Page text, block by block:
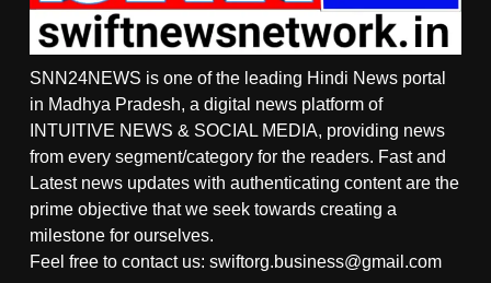
SNN24NEWS is one of the leading Hindi News portal
in Madhya Pradesh, a digital news platform of
INTUITIVE NEWS & SOCIAL MEDIA, providing news
from every segment/category for the readers. Fast and
Latest news updates with authenticating content are the
prime objective that we seek towards creating a
milestone for ourselves.
Feel free to contact us: swiftorg.business@gmail.com